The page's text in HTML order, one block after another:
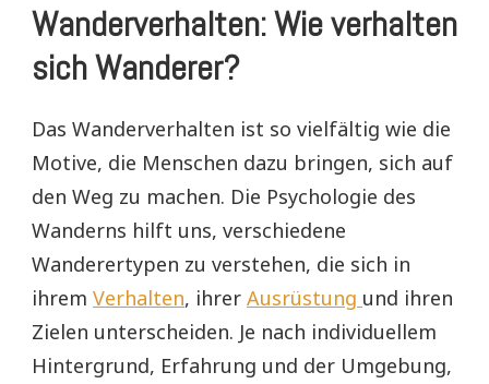
Wanderverhalten: Wie verhalten
sich Wanderer?
Das Wanderverhalten ist so vielfältig wie die
Motive, die Menschen dazu bringen, sich auf
den Weg zu machen. Die Psychologie des
Wanderns hilft uns, verschiedene
Wanderertypen zu verstehen, die sich in
ihrem Verhalten, ihrer Ausrüstung und ihren
Zielen unterscheiden. Je nach individuellem
Hintergrund, Erfahrung und der Umgebung,